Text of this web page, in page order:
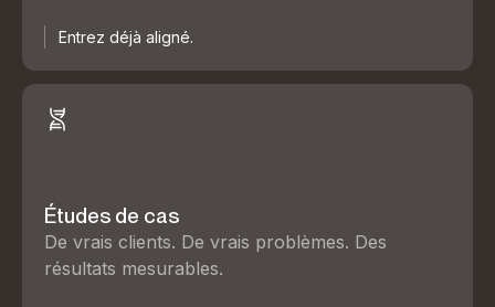
Entrez déjà aligné.
Études de cas
De vrais clients. De vrais problèmes. Des
résultats mesurables.